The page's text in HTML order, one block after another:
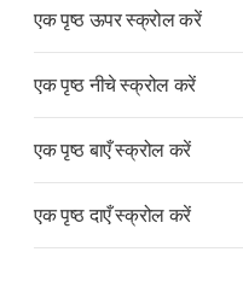
एक पृष्ठ ऊपर स्क्रोल करें
एक पृष्ठ नीचे स्क्रोल करें
एक पृष्ठ बाएँ स्क्रोल करें
एक पृष्ठ दाएँ स्क्रोल करें